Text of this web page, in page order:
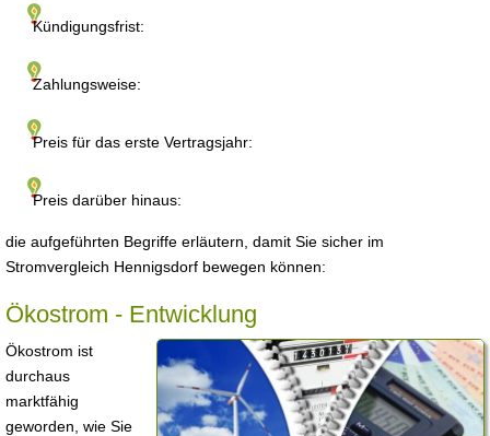
Kündigungsfrist:
Zahlungsweise:
Preis für das erste Vertragsjahr:
Preis darüber hinaus:
die aufgeführten Begriffe erläutern, damit Sie sicher im
Stromvergleich Hennigsdorf bewegen können:
Ökostrom - Entwicklung
Ökostrom ist
durchaus
marktfähig
geworden, wie Sie